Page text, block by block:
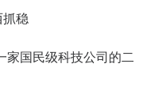
抓稳
家国民级科技公司的二